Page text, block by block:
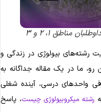
مناطق ۱، ۲ و ۳
رشته‌های بیولوژی در زندگی و
ما در یک مقاله جداگانه به
واحدهای درسی، آینده شغلی
رشته میکروبیولوژی چیست، پاسخ